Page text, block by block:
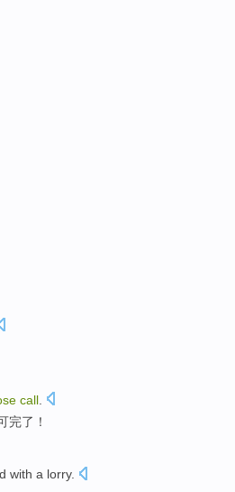
call
完了！
with a lorry.